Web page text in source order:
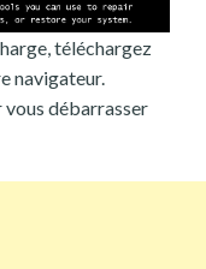
téléchargez
navigateur.
débarrasser